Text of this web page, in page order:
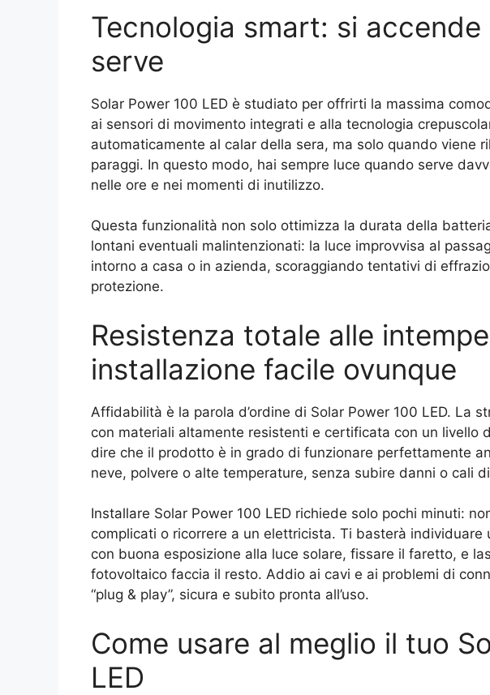
Tecnologia smart: si
serve
Solar Power 100 LED è studiato per offrirti la massima
ai sensori di movimento integrati e alla tecnologia
automaticamente al calar della sera, ma solo quando viene
paraggi. In questo modo, hai sempre luce quando serve
nelle ore e nei momenti di inutilizzo.
Questa funzionalità non solo ottimizza la durata della
lontani eventuali malintenzionati: la luce improvvisa al
intorno a casa o in azienda, scoraggiando tentativi di
protezione.
Resistenza totale alle
installazione facile ovunque
Affidabilità è la parola d’ordine di Solar Power 100 LED. La
con materiali altamente resistenti e certificata con un livello
dire che il prodotto è in grado di funzionare perfettamente
neve, polvere o alte temperature, senza subire danni o cali
Installare Solar Power 100 LED richiede solo pochi minuti:
complicati o ricorrere a un elettricista. Ti basterà individuare
con buona esposizione alla luce solare, fissare il faretto, e
fotovoltaico faccia il resto. Addio ai cavi e ai problemi di
“plug & play”, sicura e subito pronta all’uso.
Come usare al meglio il tuo
LED